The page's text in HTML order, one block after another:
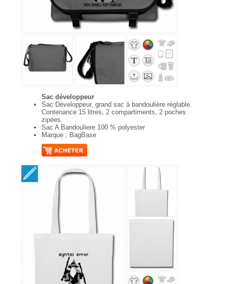
Sac développeur
Sac Développeur, grand sac à bandoulière réglable.
Contenance 15 litres, 2 compartiments, 2 poches
zipées.
Sac A Bandouliere 100 % polyester
Marque : BagBase